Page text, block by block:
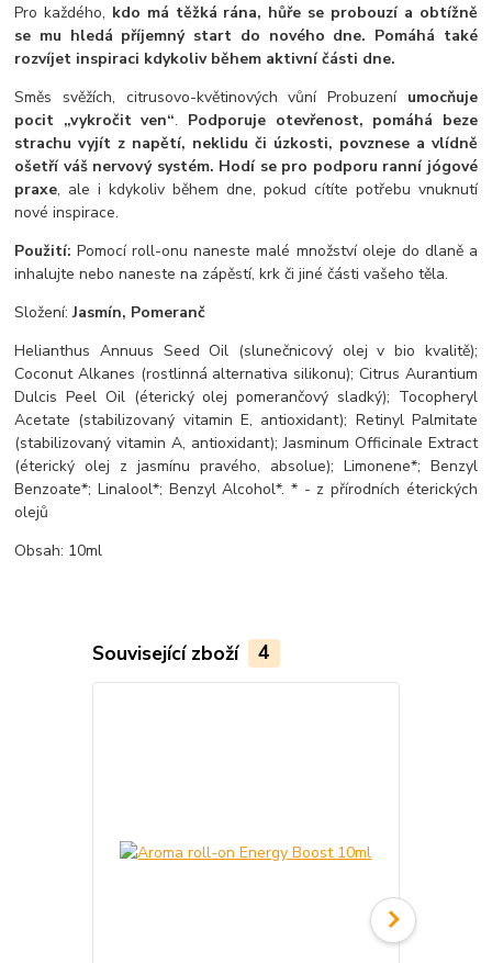
Pro každého, kdo má těžká rána, hůře se probouzí a obtížně
se mu hledá příjemný start do nového dne. Pomáhá také
rozvíjet inspiraci kdykoliv během aktivní části dne.
Směs svěžích, citrusovo-květinových vůní Probuzení umocňuje
pocit „vykročit ven“. Podporuje otevřenost, pomáhá beze
strachu vyjít z napětí, neklidu či úzkosti, povznese a vlídně
ošetří váš nervový systém. Hodí se pro podporu ranní jógové
praxe, ale i kdykoliv během dne, pokud cítíte potřebu vnuknutí
nové inspirace.
Použití: Pomocí roll-onu naneste malé množství oleje do dlaně a
inhalujte nebo naneste na zápěstí, krk či jiné části vašeho těla.
Složení:Jasmín, Pomeranč
Helianthus Annuus Seed Oil (slunečnicový olej v bio kvalitě);
Coconut Alkanes (rostlinná alternativa silikonu); Citrus Aurantium
Dulcis Peel Oil (éterický olej pomerančový sladký); Tocopheryl
Acetate (stabilizovaný vitamin E, antioxidant); Retinyl Palmitate
(stabilizovaný vitamin A, antioxidant); Jasminum Officinale Extract
(éterický olej z jasmínu pravého, absolue); Limonene*; Benzyl
Benzoate*; Linalool*; Benzyl Alcohol*. * - z přírodních éterických
olejů
Obsah: 10ml
Související zboží 4